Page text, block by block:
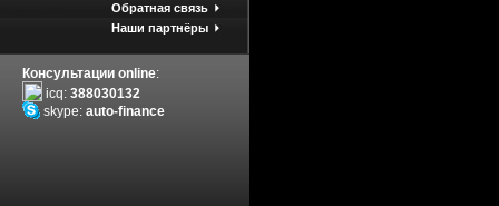
Обратная связь
Наши партнёры
Консультации online:
icq: 388030132
skype: auto-finance